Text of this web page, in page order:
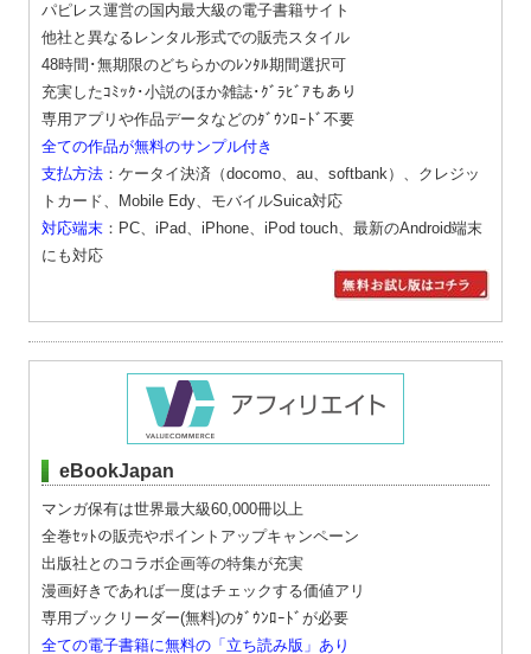
パピレス運営の国内最大級の電子書籍サイト
他社と異なるレンタル形式での販売スタイル
48時間･無期限のどちらかのﾚﾝﾀﾙ期間選択可
充実したｺﾐｯｸ･小説のほか雑誌･ｸﾞﾗﾋﾞｱもあり
専用アプリや作品データなどのﾀﾞｳﾝﾛｰﾄﾞ不要
全ての作品が無料のサンプル付き
支払方法 ：ケータイ決済（docomo、au、softbank）、クレジッ
トカード、Mobile Edy、モバイルSuica対応
対応端末 ：PC、iPad、iPhone、iPod touch、最新のAndroid端末
にも対応
eBookJapan
マンガ保有は世界最大級60,000冊以上
全巻ｾｯﾄの販売やポイントアップキャンペーン
出版社とのコラボ企画等の特集が充実
漫画好きであれば一度はチェックする価値アリ
専用ブックリーダー(無料)のﾀﾞｳﾝﾛｰﾄﾞが必要
全ての電子書籍に無料の「立ち読み版」あり